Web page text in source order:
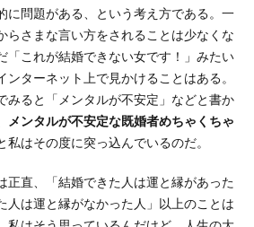
に問題がある、という考え方である。一
らさまな言い方をされることは少なくな
「これが結婚できない女です！」みたい
ンターネット上で見かけることはある。
みると「メンタルが不安定」などと書か
メンタルが不安定な既婚者めちゃくちゃ
私はその度に突っ込んでいるのだ。
正直、「結婚できた人は運と縁があった
人は運と縁がなかった人」以上のことは